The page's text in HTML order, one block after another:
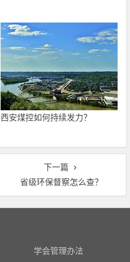
西安煤控如何持续发力？
下一篇
省级环保督察怎么查？
学会管理办法